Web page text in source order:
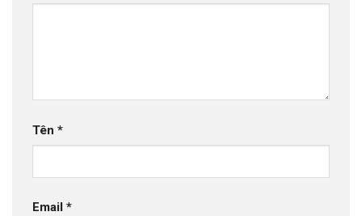
Tên *
Email *